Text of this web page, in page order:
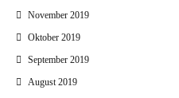
November 2019
Oktober 2019
September 2019
August 2019